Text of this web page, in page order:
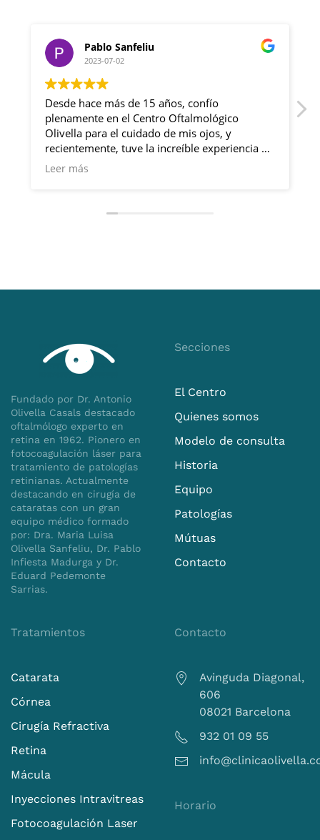
Pablo Sanfeliu
2023-07-02
Desde hace más de 15 años, confío
plenamente en el Centro Oftalmológico
Olivella para el cuidado de mis ojos, y
recientemente, tuve la increíble experiencia de
someterme a una cirugía de miopía con
La cirugía de miopía fue una decisión
importante para mí, y en todo momento me
sentí respaldado y bien informado por el
equipo de la clínica. Resolvieron todas mis
dudas y preocupaciones, lo que me brindó la
tranquilidad necesaria para dar ese paso. El
proceso de la operación fue impecable, y el
equipo quirúrgico demostró una destreza y
cuidado excepcionales.
Estoy encantado con los resultados obtenidos
después de la cirugía. Mi visión ha mejorado
de manera significativa.
¡Gracias!
Leer más
Fundado por Dr. Antonio
Olivella Casals destacado
oftalmólogo experto en
retina en 1962. Pionero en
fotocoagulación láser para
tratamiento de patologías
retinianas. Actualmente
destacando en cirugía de
cataratas con un gran
equipo médico formado
por: Dra. Maria Luisa
Olivella Sanfeliu, Dr. Pablo
Infiesta Madurga y Dr.
Eduard Pedemonte
Sarrias.
Secciones
El Centro
Quienes somos
Modelo de consulta
Historia
Equipo
Patologías
Mútuas
Contacto
Tratamientos
Catarata
Córnea
Cirugía Refractiva
Retina
Mácula
Inyecciones Intravitreas
Fotocoagulación Laser
Contacto
Avinguda Diagonal,
606
08021 Barcelona
932 01 09 55
Horario